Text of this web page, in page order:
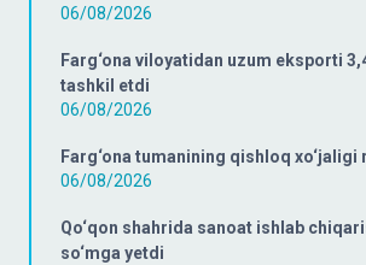
06/08/2026
Farg‘ona viloyatidan uzum eksporti
tashkil etdi
06/08/2026
Farg‘ona tumanining qishloq
06/08/2026
Qo‘qon shahrida sanoat ishlab
so‘mga yetdi